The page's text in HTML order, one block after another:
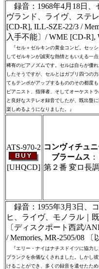
録音：1968年4月18日、
ヴランド、ライヴ、ステ
[CD-R], ILL-SZE-22/3 /
入手不能〕/ WME [CD-R],
『セル＋ゼルキンの黄金コンビ。セッ
してゼルキンが誠実な熱情ともいえる一
稀有のピアノズムです。セルは自らが優
したそうですが、セルとはガブリ四つの
てもテンポがアップするもののその都度
ピアニスト、指揮者、そしてオーケスト
と良好なステレオ録音でしたが、既出盤
楽しめるようになりました。』
ATS-970-2
[UHQCD]
コンヴィチュ
ブラームス
第２番 変ロ長
録音：1955年3月3日、
ヒ、ライヴ、モノラル｜
〔ディスクポート西武/
/ Memories, MR-2505/08
『エリー・ナイはナチスドイツに協力
ブランクを余儀なくされました。しかし
けることができ、多くの録音を遺せたた